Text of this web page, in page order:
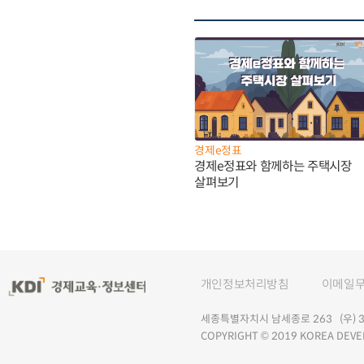
경제e정표
경제e정표와 함께하는 주택시장
살펴보기
개인정보처리방침 이메일
세종특별자치시 남세종로 263 (
COPYRIGHT © 2019 KOREA